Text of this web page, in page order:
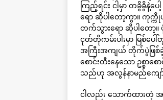
ကြည့်ရင်း ငါ့မှာ တခွိခွိနဲ့
ရော ဆိုပါတော့ကွာ။ ကုက္
တက်သွားရော ဆိုပါတော့
ငုတ်တိုကမ်းပါးမှာ မြစ်ပေ
အကြီးအကျယ် တိုက်ပွဲဖြစ်ခဲ့
စောင်းတီးနေသော ဥစ္စာစ
သည်ဟု အလွန်နာမည်ကျော်
ငါလည်း သောက်ထားတဲ့ အ